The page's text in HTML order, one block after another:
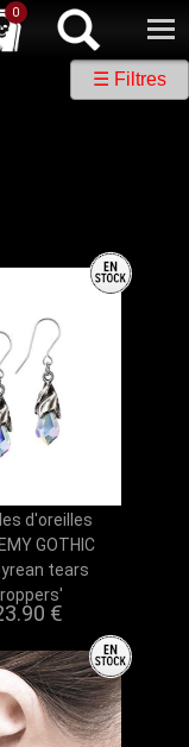
0
| | Facebook
☰ Filtres
d'oreilles
GOTHIC
tears
€